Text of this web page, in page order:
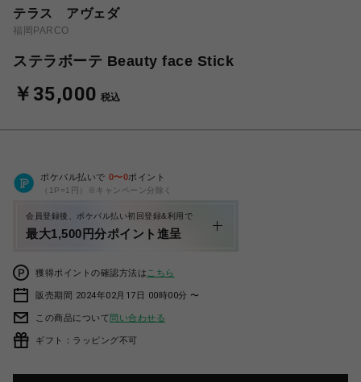
テラス アヴェダ
福岡PARCO
ステラボーテ Beauty face Stick
￥35,000 税込
ポケパル払いで 0〜0ポイント
（1P=1円）※キャンペーン分除く
会員登録後、ポケパル払い初回登録&利用で
最大1,500円分ポイント進呈
獲得ポイントの確認方法は こちら
販売期間 2024年02月17日 00時00分 〜
この商品について問い合わせる
ギフト：ラッピング不可